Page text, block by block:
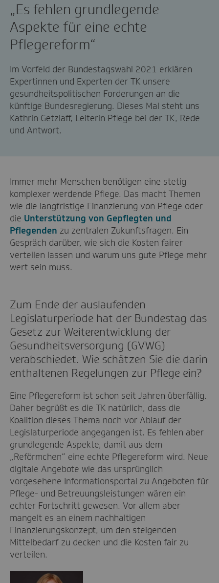
„Es fehlen grundlegende
Aspekte für eine echte
Pflegereform“
Im Vorfeld der Bundestagswahl 2021 erklären
Expertinnen und Experten der TK unsere
gesundheitspolitischen Forderungen an die
künftige Bundesregierung. Dieses Mal steht uns
Kathrin Getzlaff, Leiterin Pflege bei der TK, Rede
und Antwort.
Immer mehr Menschen benötigen eine stetig
komplexer werdende Pflege. Das macht Themen
wie die langfristige Finanzierung von Pflege oder
die Unterstützung von Gepflegten und
Pflegenden zu zentralen Zukunftsfragen. Ein
Gespräch darüber, wie sich die Kosten fairer
verteilen lassen und warum uns gute Pflege mehr
wert sein muss.
Zum Ende der auslaufenden
Legislaturperiode hat der Bundestag das
Gesetz zur Weiterentwicklung der
Gesundheitsversorgung (GVWG)
verabschiedet. Wie schätzen Sie die darin
enthaltenen Regelungen zur Pflege ein?
Eine Pflegereform ist schon seit Jahren überfällig.
Daher begrüßt es die TK natürlich, dass die
Koalition dieses Thema noch vor Ablauf der
Legislaturperiode angegangen ist. Es fehlen aber
grundlegende Aspekte, damit aus dem
„Reförmchen“ eine echte Pflegereform wird. Neue
digitale Angebote wie das ursprünglich
vorgesehene Informationsportal zu Angeboten für
Pflege- und Betreuungsleistungen wären ein
echter Fortschritt gewesen. Vor allem aber
mangelt es an einem nachhaltigen
Finanzierungskonzept, um den steigenden
Mittelbedarf zu decken und die Kosten fair zu
verteilen.